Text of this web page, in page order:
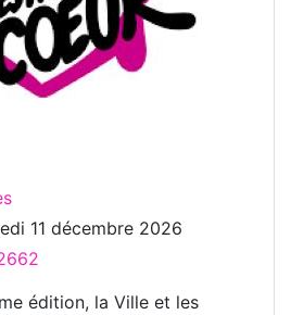
11 décembre 2026
édition, la Ville et les